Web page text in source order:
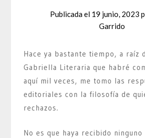
Publicada el 19 junio, 2023
Garrido
Hace ya bastante tiempo, a raíz
Gabriella Literaria que habré
aquí mil veces, me tomo las
editoriales con la filosofía de
rechazos.
No es que haya recibido ninguno